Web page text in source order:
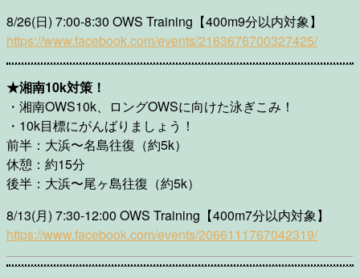
8/26(日) 7:00-8:30 OWS Training【400m9分以内対象】
https://www.facebook.com/events/2163676700327425/
★湘南10k対策！
・湘南OWS10k、ロングOWSに向けた泳ぎこみ！
・10k目標にがんばりましょう！
前半：大浜〜名島往復（約5k）
休憩：約15分
後半：大浜〜尾ヶ島往復（約5k）
8/13(月) 7:30-12:00 OWS Training【400m7分以内対象】
https://www.facebook.com/events/2066111767042319/